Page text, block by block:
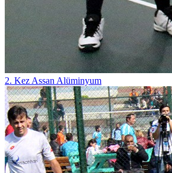
2. Kez Assan Alüminyum